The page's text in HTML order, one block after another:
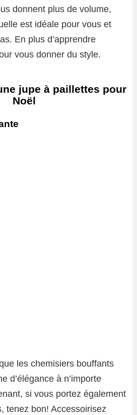
donnent plus de volume,
est idéale pour vous et
En plus d’apprendre
vous donner du style.
jupe à paillettes pour
Noël
les chemisiers bouffants
d’élégance à n’importe
si vous portez également
tenez bon! Accessoirisez